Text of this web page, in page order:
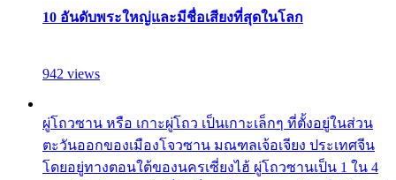
10 อันดับพระใหญ่และมีชื่อเสียงที่สุดในโลก
942 views
ผู่โถวซาน หรือ เกาะผู่โถว เป็นเกาะเล็กๆ ที่ตั้งอยู่ในส่วน
ตะวันออกของเมืองโจวซาน มณฑลเจ้อเจียง ประเทศจีน
โดยอยู่ทางตอนใต้ของนครเซี่ยงไฮ้ ผู่โถวซานเป็น 1 ใน 4